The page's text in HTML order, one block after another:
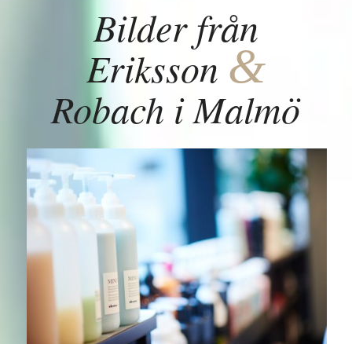
Bilder från
Eriksson &
Robach i Malmö